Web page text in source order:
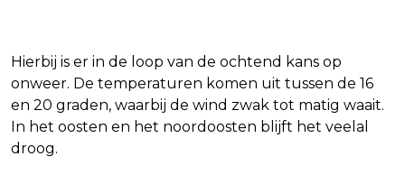
Hierbij is er in de loop van de ochtend kans op
onweer. De temperaturen komen uit tussen de 16
en 20 graden, waarbij de wind zwak tot matig waait.
In het oosten en het noordoosten blijft het veelal
droog.